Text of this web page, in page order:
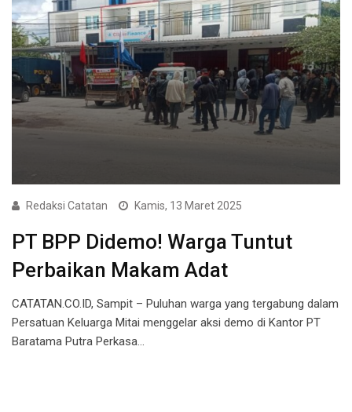
Redaksi Catatan Kamis, 13 Maret 2025
PT BPP Didemo! Warga Tuntut
Perbaikan Makam Adat
CATATAN.CO.ID, Sampit – Puluhan warga yang tergabung dalam
Persatuan Keluarga Mitai menggelar aksi demo di Kantor PT
Baratama Putra Perkasa…